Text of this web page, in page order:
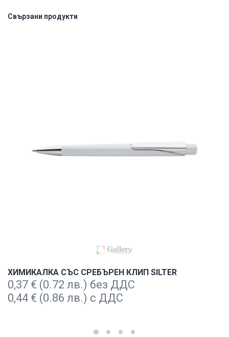
Свързани продукти
ХИМИКАЛКА СЪС СРЕБЪРЕН КЛИП SILTER
0,37 € (0.72 лв.) без ДДС
0,44 € (0.86 лв.) с ДДС